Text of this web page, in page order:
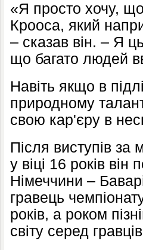
«Я просто хочу,
Крооса, який
– сказав він. – Я
що багато людей
Навіть якщо в
природному
свою кар'єру в
Після виступів за
у віці 16 років
Німеччини –
гравець
років, а роком
світу серед